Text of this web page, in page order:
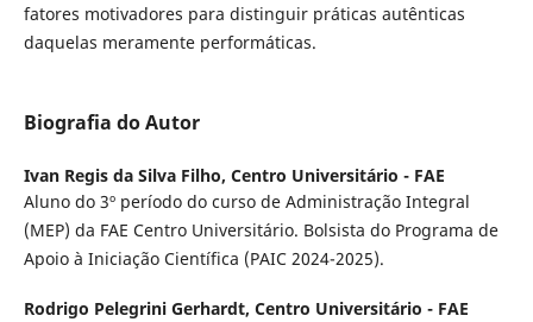
fatores motivadores para distinguir práticas autênticas
daquelas meramente performáticas.
Biografia do Autor
Ivan Regis da Silva Filho, Centro Universitário - FAE
Aluno do 3º período do curso de Administração Integral
(MEP) da FAE Centro Universitário. Bolsista do Programa de
Apoio à Iniciação Científica (PAIC 2024-2025).
Rodrigo Pelegrini Gerhardt, Centro Universitário - FAE